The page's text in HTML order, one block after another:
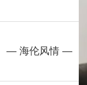
— 海伦风情 —